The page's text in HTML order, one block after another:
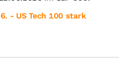
- US Tech 100 stark